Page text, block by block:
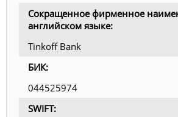
Сокращенное фирменное
английском языке:
Tinkoff Bank
БИК:
044525974
SWIFT: